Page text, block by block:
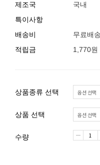
제조국
국내
특이사항
배송비
무료배송
적립금
1,770원
상품종류 선택
상품 선택
수량